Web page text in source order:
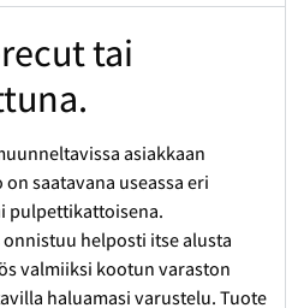
tai
asiakkaan
saatavana useassa eri
pulpettikattoisena.
helposti itse alusta
valmiiksi kootun varaston
haluamasi varustelu. Tuote